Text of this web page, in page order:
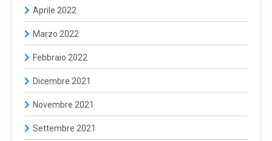
Aprile 2022
Marzo 2022
Febbraio 2022
Dicembre 2021
Novembre 2021
Settembre 2021